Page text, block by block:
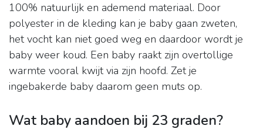
100% natuurlijk en ademend materiaal. Door
polyester in de kleding kan je baby gaan zweten,
het vocht kan niet goed weg en daardoor wordt je
baby weer koud. Een baby raakt zijn overtollige
warmte vooral kwijt via zijn hoofd. Zet je
ingebakerde baby daarom geen muts op.
Wat baby aandoen bij 23 graden?